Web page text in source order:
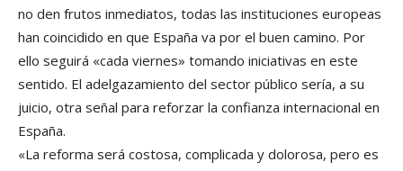
no den frutos inmediatos, todas las instituciones europeas
han coincidido en que España va por el buen camino. Por
ello seguirá «cada viernes» tomando iniciativas en este
sentido. El adelgazamiento del sector público sería, a su
juicio, otra señal para reforzar la confianza internacional en
España.
«La reforma será costosa, complicada y dolorosa, pero es